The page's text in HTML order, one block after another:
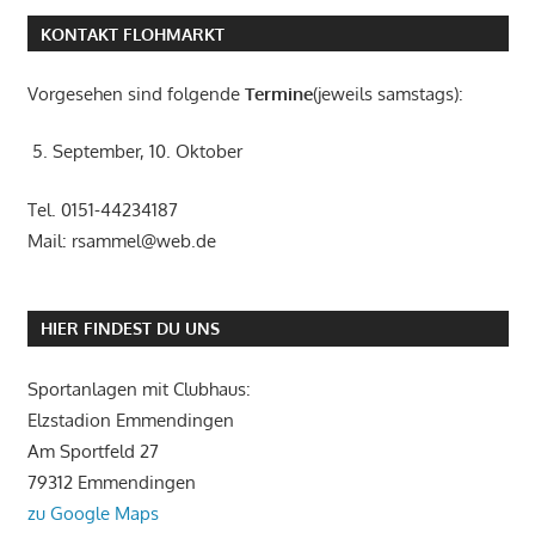
KONTAKT FLOHMARKT
Vorgesehen sind folgende Termine(jeweils samstags):
5. September, 10. Oktober
Tel. 0151-44234187
Mail: rsammel@web.de
HIER FINDEST DU UNS
Sportanlagen mit Clubhaus:
Elzstadion Emmendingen
Am Sportfeld 27
79312 Emmendingen
zu Google Maps